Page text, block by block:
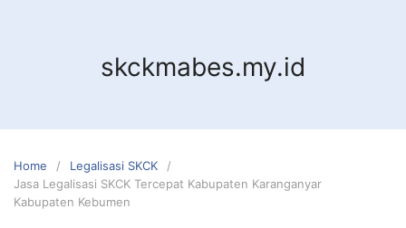
skckmabes.my.id
Home
Legalisasi SKCK
Jasa Legalisasi SKCK Tercepat Kabupaten Karanganyar
Kabupaten Kebumen